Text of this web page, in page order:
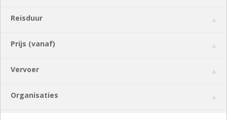
Reisduur
Prijs (vanaf)
Vervoer
Organisaties